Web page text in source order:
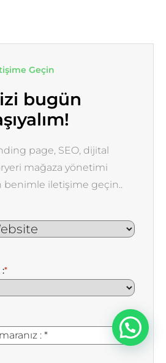
Geçin
bugün
page, SEO, dijital
mağaza yönetimi
benimle iletişime geçin..
*